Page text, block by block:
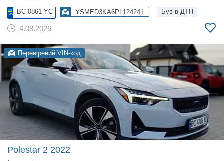
BC 0861 YC YSMED3KA6PL124241 Був в ДТП
4.08.2026
Перевірений VIN-код
Polestar 2 2022